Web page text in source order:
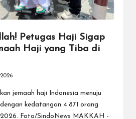
Petugas Haji Sigap
Haji yang Tiba di
jemaah haji Indonesia menuju
kedatangan 4.871 orang
Foto/SindoNews MAKKAH -